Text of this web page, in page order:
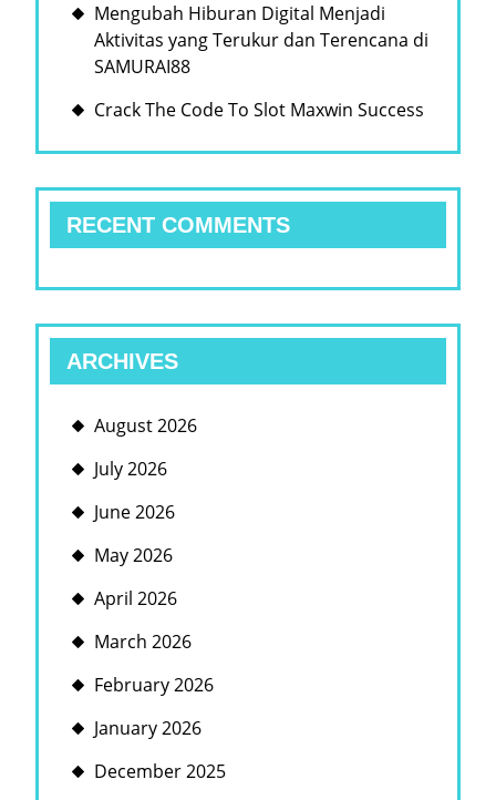
Mengubah Hiburan Digital Menjadi
Aktivitas yang Terukur dan Terencana di
SAMURAI88
Crack The Code To Slot Maxwin Success
RECENT COMMENTS
ARCHIVES
August 2026
July 2026
June 2026
May 2026
April 2026
March 2026
February 2026
January 2026
December 2025